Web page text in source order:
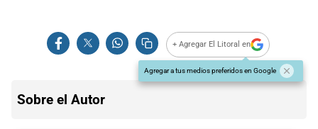
+ Agregar El Litoral en
Agregar a tus medios preferidos en Google
Sobre el Autor